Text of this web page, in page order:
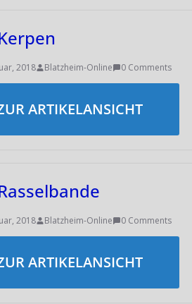
2018 Blatzheim-Online 0 Comments
ARTIKELANSICHT
2018 Blatzheim-Online 0 Comments
ARTIKELANSICHT